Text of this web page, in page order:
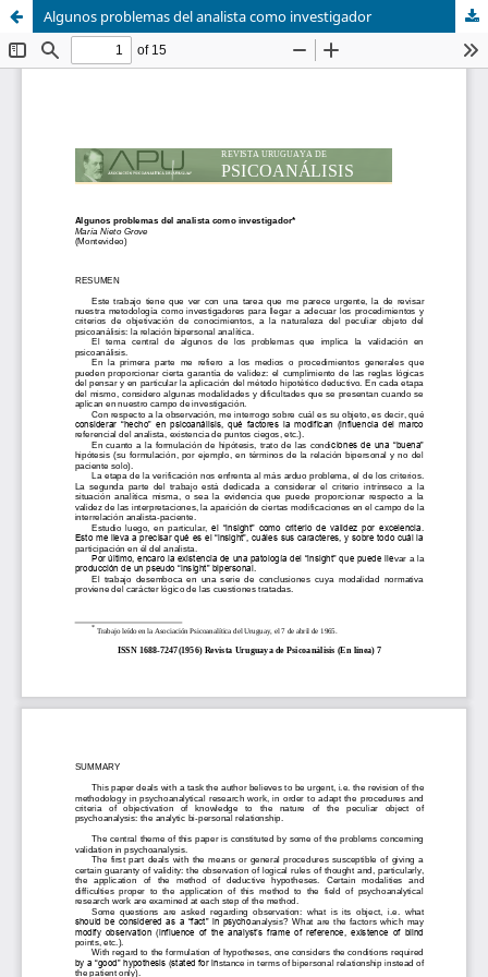
Algunos problemas del analista como investigador